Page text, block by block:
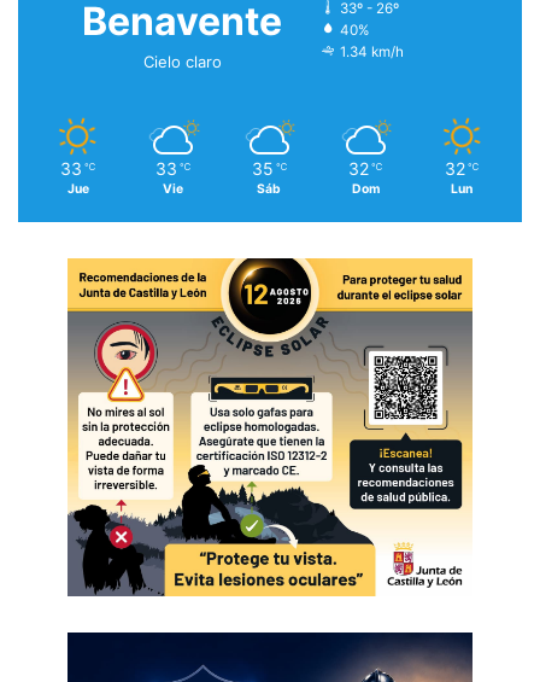
Benavente
Cielo claro
33º - 26º
40%
1.34 km/h
33 ℃
Jue
33 ℃
Vie
35 ℃
Sáb
32 ℃
Dom
32 ℃
Lun